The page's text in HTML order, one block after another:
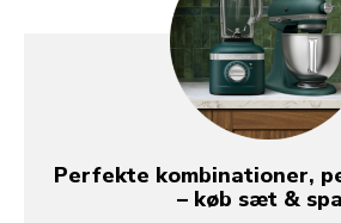
Perfekte kombinationer,
– køb sæt &